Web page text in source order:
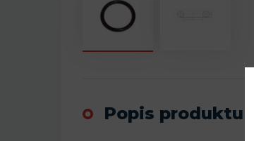
Popis produktu